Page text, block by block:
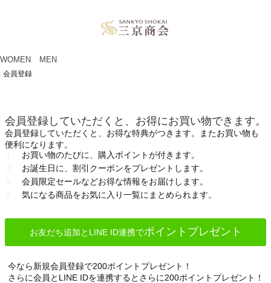
WOMEN MEN
会員登録
会員登録していただくと、お得にお買い物できます。
会員登録していただくと、お得な特典がつきます。またお買い物も
便利になります。
お買い物のたびに、購入ポイントが付きます。
お誕生日に、割引クーポンをプレゼントします。
会員限定セールなどお得な情報をお届けします。
気になる商品をお気に入り一覧にまとめられます。
お友だち追加とLINE ID連携でポイントプレゼント
今なら新規会員登録で200ポイントプレゼント！
さらに会員とLINE IDを連携するとさらに200ポイントプレゼント！